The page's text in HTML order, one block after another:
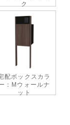
ク
配ボックスカラ
：Mウォールナ
ット